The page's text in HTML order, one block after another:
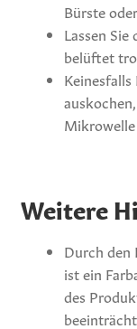
Bürste
Lassen
belüftet
Mikrowelle
Weitere
Durch den
ist ein
des